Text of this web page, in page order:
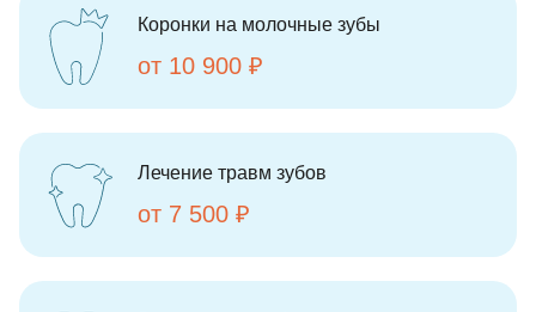
Коронки на молочные зубы
от 10 900 ₽
Лечение травм зубов
от 7 500 ₽